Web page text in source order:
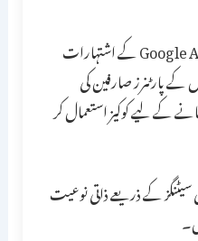
ہماری ویب سائٹ پر Google AdSense کے اشتہارات
کے پارٹنرز صارفین کی
کے لیے کوکیز استعمال کر
کے ذریعے ذاتی نوعیت